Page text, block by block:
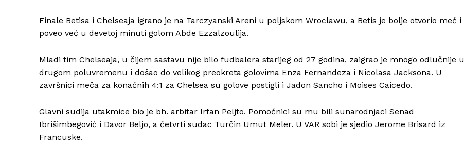
Finale Betisa i Chelseaja igrano je na Tarczyanski Areni u poljskom Wroclawu, a Betis je bolje otvorio meč i
poveo već u devetoj minuti golom Abde Ezzalzoulija.
Mladi tim Chelseaja, u čijem sastavu nije bilo fudbalera starijeg od 27 godina, zaigrao je mnogo odlučnije u
drugom poluvremenu i došao do velikog preokreta golovima Enza Fernandeza i Nicolasa Jacksona. U
završnici meča za konačnih 4:1 za Chelsea su golove postigli i Jadon Sancho i Moises Caicedo.
Glavni sudija utakmice bio je bh. arbitar Irfan Peljto. Pomoćnici su mu bili sunarodnjaci Senad
Ibrišimbegović i Davor Beljo, a četvrti sudac Turčin Umut Meler. U VAR sobi je sjedio Jerome Brisard iz
Francuske.